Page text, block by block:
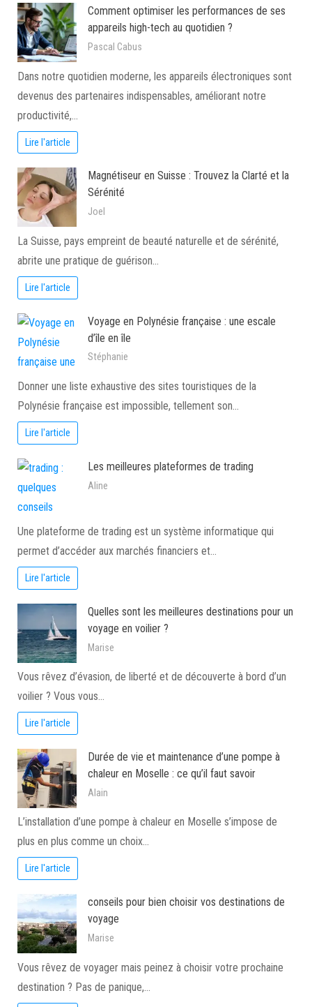
Comment optimiser les performances de ses
appareils high-tech au quotidien ?
Pascal Cabus
Dans notre quotidien moderne, les appareils électroniques sont
devenus des partenaires indispensables, améliorant notre
productivité,…
Lire l'article
Magnétiseur en Suisse : Trouvez la Clarté et la
Sérénité
Joel
La Suisse, pays empreint de beauté naturelle et de sérénité,
abrite une pratique de guérison…
Lire l'article
Voyage en Polynésie française : une escale
d’île en île
Stéphanie
Donner une liste exhaustive des sites touristiques de la
Polynésie française est impossible, tellement son…
Lire l'article
Les meilleures plateformes de trading
Aline
Une plateforme de trading est un système informatique qui
permet d’accéder aux marchés financiers et…
Lire l'article
Quelles sont les meilleures destinations pour un
voyage en voilier ?
Marise
Vous rêvez d’évasion, de liberté et de découverte à bord d’un
voilier ? Vous vous…
Lire l'article
Durée de vie et maintenance d’une pompe à
chaleur en Moselle : ce qu’il faut savoir
Alain
L’installation d’une pompe à chaleur en Moselle s’impose de
plus en plus comme un choix…
Lire l'article
conseils pour bien choisir vos destinations de
voyage
Marise
Vous rêvez de voyager mais peinez à choisir votre prochaine
destination ? Pas de panique,…